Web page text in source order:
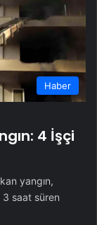
Haber
4 İşçi
yangın,
3 saat süren